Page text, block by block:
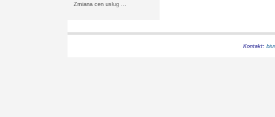
Zmiana cen usług ...
Kontakt: